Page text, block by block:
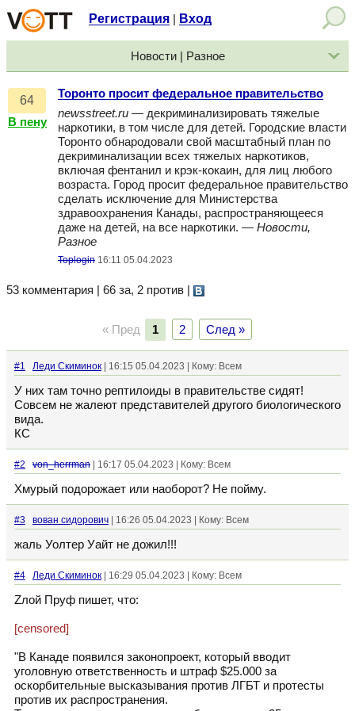
Регистрация Вход
Новости | Разное
64
В пену
Торонто просит федеральное правительство
newsstreet.ru — декриминализировать тяжелые
наркотики, в том числе для детей. Городские власти
Торонто обнародовали свой масштабный план по
декриминализации всех тяжелых наркотиков,
включая фентанил и крэк-кокаин, для лиц любого
возраста. Город просит федеральное правительство
сделать исключение для Министерства
здравоохранения Канады, распространяющееся
даже на детей, на все наркотики. — Новости,
Разное
Toplogin 16:11 05.04.2023
53 комментария | 66 за, 2 против
« Пред 1 2 След »
#1 Леди Скиминок | 16:15 05.04.2023 | Кому: Всем
У них там точно рептилоиды в правительстве сидят!
Совсем не жалеют представителей другого биологического
вида.
КС
#2 von_herrman | 16:17 05.04.2023 | Кому: Всем
Хмурый подорожает или наоборот? Не пойму.
#3 вован сидорович | 16:26 05.04.2023 | Кому: Всем
жаль Уолтер Уайт не дожил!!!
#4 Леди Скиминок | 16:29 05.04.2023 | Кому: Всем
Zлой Пруф пишет, что:
[censored]
"В Канаде появился законопроект, который вводит
уголовную ответственность и штраф $25.000 за
оскорбительные высказывания против ЛГБТ и протесты
против их распространения.